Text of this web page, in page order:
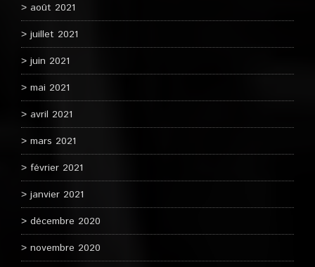
août 2021
juillet 2021
juin 2021
mai 2021
avril 2021
mars 2021
février 2021
janvier 2021
décembre 2020
novembre 2020